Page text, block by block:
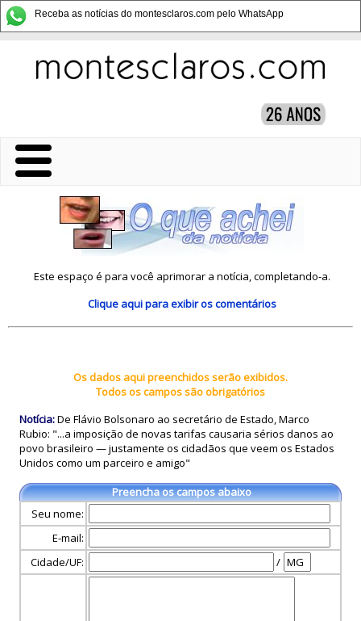
Receba as notícias do montesclaros.com pelo WhatsApp
Este espaço é para você aprimorar a notícia, completando-a.
Clique aquipara exibir os comentários
Os dados aqui preenchidos serão exibidos.
Todos os campos são obrigatórios
Notícia:De Flávio Bolsonaro ao secretário de Estado, Marco
Rubio: "...a imposição de novas tarifas causaria sérios danos ao
povo brasileiro — justamente os cidadãos que veem os Estados
Unidos como um parceiro e amigo"
Preencha os campos abaixo
Seu nome:
E-mail:
Cidade/UF:
/